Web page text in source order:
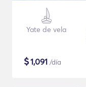
Yate de vela
$1,091 /día